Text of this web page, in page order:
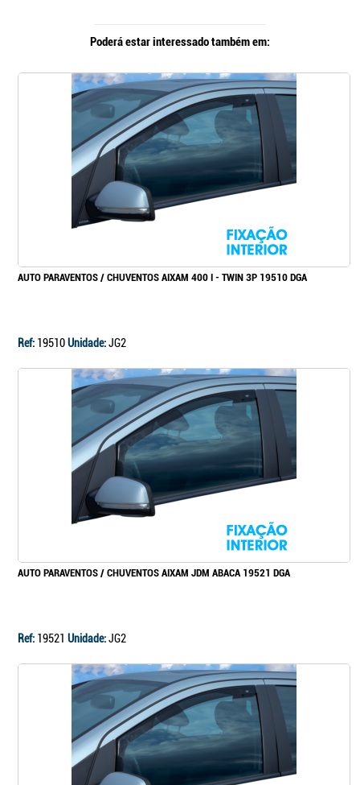
Poderá estar interessado também em:
AUTO PARAVENTOS / CHUVENTOS AIXAM 400 I - TWIN 3P 19510 DGA
Ref: 19510Unidade:JG2
AUTO PARAVENTOS / CHUVENTOS AIXAM JDM ABACA 19521 DGA
Ref: 19521 Unidade:JG2